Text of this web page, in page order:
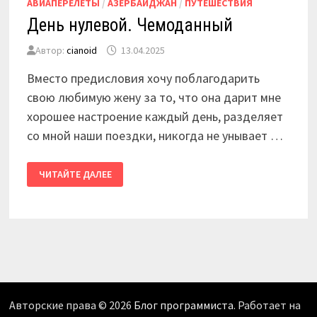
День нулевой. Чемоданный
Автор: cianoid 13.04.2025
Вместо предисловия хочу поблагодарить
свою любимую жену за то, что она дарит мне
хорошее настроение каждый день, разделяет
со мной наши поездки, никогда не унывает …
НУЛЕВОЙ.
ЧЕМОДАННЫЙ
ЧИТАЙТЕ ДАЛЕЕ
Авторские права © 2026 Блог программиста. Работает на